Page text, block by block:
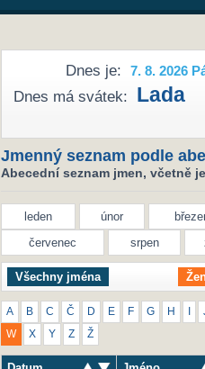
Dnes je: 7. 8. 2026
Dnes má svátek: Lada
Jmenný seznam podle
Abecední seznam jmen, včetně
leden únor
červenec
srpen
Všechny jména
A B C Č D E F G H
W X Y Z Ž